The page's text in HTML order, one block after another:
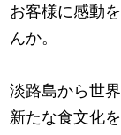
お客様に感動
んか。
淡路島から世界
新たな食文化